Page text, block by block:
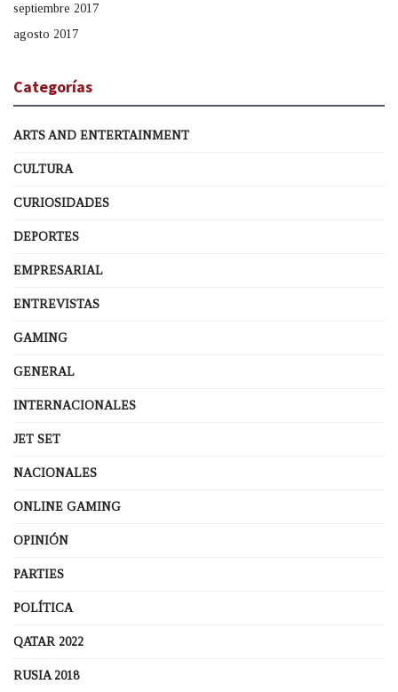
septiembre 2017
agosto 2017
Categorías
ARTS AND ENTERTAINMENT
CULTURA
CURIOSIDADES
DEPORTES
EMPRESARIAL
ENTREVISTAS
GAMING
GENERAL
INTERNACIONALES
JET SET
NACIONALES
ONLINE GAMING
OPINIÓN
PARTIES
POLÍTICA
QATAR 2022
RUSIA 2018